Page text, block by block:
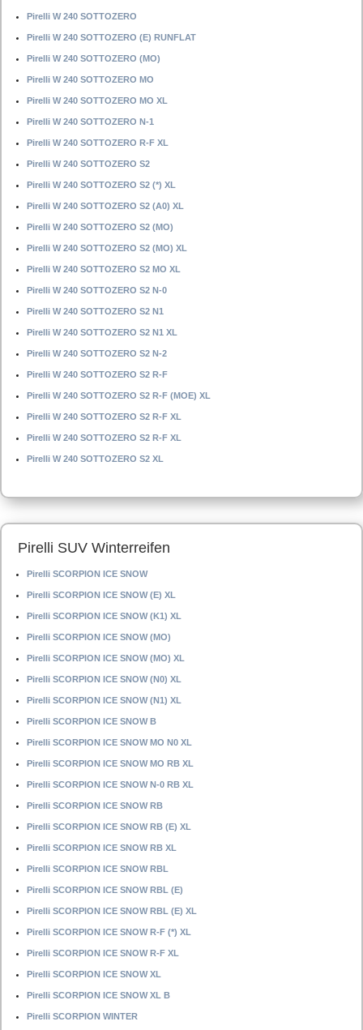
Pirelli W 240 SOTTOZERO
Pirelli W 240 SOTTOZERO (E) RUNFLAT
Pirelli W 240 SOTTOZERO (MO)
Pirelli W 240 SOTTOZERO MO
Pirelli W 240 SOTTOZERO MO XL
Pirelli W 240 SOTTOZERO N-1
Pirelli W 240 SOTTOZERO R-F XL
Pirelli W 240 SOTTOZERO S2
Pirelli W 240 SOTTOZERO S2 (*) XL
Pirelli W 240 SOTTOZERO S2 (A0) XL
Pirelli W 240 SOTTOZERO S2 (MO)
Pirelli W 240 SOTTOZERO S2 (MO) XL
Pirelli W 240 SOTTOZERO S2 MO XL
Pirelli W 240 SOTTOZERO S2 N-0
Pirelli W 240 SOTTOZERO S2 N1
Pirelli W 240 SOTTOZERO S2 N1 XL
Pirelli W 240 SOTTOZERO S2 N-2
Pirelli W 240 SOTTOZERO S2 R-F
Pirelli W 240 SOTTOZERO S2 R-F (MOE) XL
Pirelli W 240 SOTTOZERO S2 R-F XL
Pirelli W 240 SOTTOZERO S2 R-F XL
Pirelli W 240 SOTTOZERO S2 XL
Pirelli SUV Winterreifen
Pirelli SCORPION ICE SNOW
Pirelli SCORPION ICE SNOW (E) XL
Pirelli SCORPION ICE SNOW (K1) XL
Pirelli SCORPION ICE SNOW (MO)
Pirelli SCORPION ICE SNOW (MO) XL
Pirelli SCORPION ICE SNOW (N0) XL
Pirelli SCORPION ICE SNOW (N1) XL
Pirelli SCORPION ICE SNOW B
Pirelli SCORPION ICE SNOW MO N0 XL
Pirelli SCORPION ICE SNOW MO RB XL
Pirelli SCORPION ICE SNOW N-0 RB XL
Pirelli SCORPION ICE SNOW RB
Pirelli SCORPION ICE SNOW RB (E) XL
Pirelli SCORPION ICE SNOW RB XL
Pirelli SCORPION ICE SNOW RBL
Pirelli SCORPION ICE SNOW RBL (E)
Pirelli SCORPION ICE SNOW RBL (E) XL
Pirelli SCORPION ICE SNOW R-F (*) XL
Pirelli SCORPION ICE SNOW R-F XL
Pirelli SCORPION ICE SNOW XL
Pirelli SCORPION ICE SNOW XL B
Pirelli SCORPION WINTER